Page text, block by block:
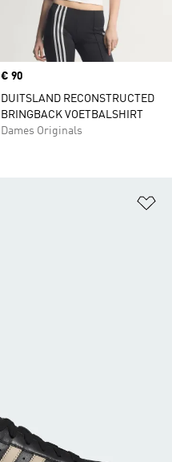
Price
€ 90
DUITSLAND RECONSTRUCTED
BRINGBACK VOETBALSHIRT
Dames Originals